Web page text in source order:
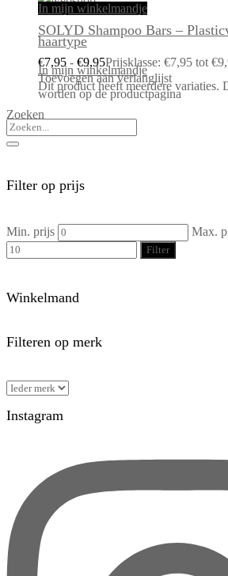
In mijn winkelmandje
SOLYD Shampoo Bars –
haartype
€7,95 - €9,95Prijsklasse: €7,95 tot
In mijn winkelmandje
Toevoegen aan verlanglijst
Dit product heeft meerdere variaties.
worden op de productpagina
Zoeken
Filter op prijs
Min. prijs Max.
Filter
Winkelmand
Filteren op merk
Instagram